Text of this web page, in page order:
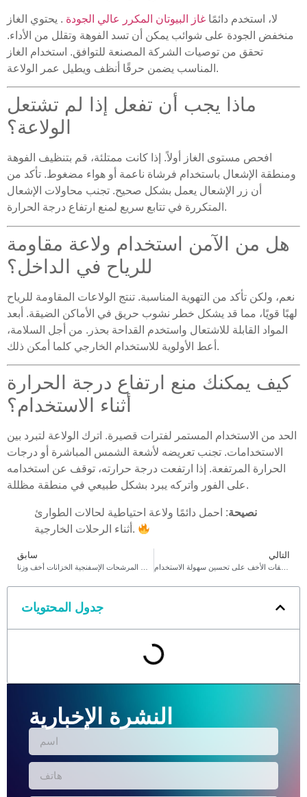
لا، استخدم دائمًا غاز البيوتان المكرر عالي الجودة . يحتوي الغاز
منخفض الجودة على شوائب يمكن أن تسد الفوهة وتقلل من الأداء.
تحقق من توصيات الشركة المصنعة للتوافق. استخدام الغاز
المناسب يضمن حرقًا أنظف ويطيل عمر الولاعة.
ماذا يجب أن تفعل إذا لم تشتعل
الولاعة؟
افحص مستوى الغاز أولاً. إذا كانت ممتلئة، قم بتنظيف الفوهة
ومنطقة الإشعال باستخدام فرشاة ناعمة أو هواء مضغوط. تأكد من
أن زر الإشعال يعمل بشكل صحيح. تجنب محاولات الإشعال
المتكررة في تتابع سريع لمنع ارتفاع درجة الحرارة.
هل من الآمن استخدام ولاعة مقاومة
للرياح في الداخل؟
نعم، ولكن تأكد من التهوية المناسبة. تنتج الولاعات المقاومة للرياح
لهبًا قويًا، مما قد يشكل خطر نشوب حريق في الأماكن الضيقة. أبعد
المواد القابلة للاشتعال واستخدم القداحة بحذر. من أجل السلامة،
أعط الأولوية للاستخدام الخارجي كلما أمكن ذلك.
كيف يمكنك منع ارتفاع درجة الحرارة
أثناء الاستخدام؟
الحد من الاستخدام المستمر لفترات قصيرة. اترك الولاعة لتبرد بين
الاستخدامات. تجنب تعريضه لأشعة الشمس المباشرة أو درجات
الحرارة المرتفعة. إذا ارتفعت درجة حرارته، توقف عن استخدامه
على الفور واتركه يبرد بشكل طبيعي في منطقة مظللة.
نصيحة: احمل دائمًا ولاعة احتياطية لحالات الطوارئ
أثناء الرحلات الخارجية.
سابق التالي
جدول المحتويات
النشرة الإخبارية